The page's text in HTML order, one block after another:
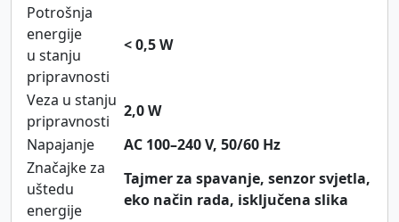
Potrošnja
energije
u stanju
pripravnosti
< 0,5 W
Veza u stanju
pripravnosti
2,0 W
Napajanje
AC 100–240 V, 50/60 Hz
Značajke za
uštedu
energije
Tajmer za spavanje, senzor svjetla,
eko način rada, isključena slika